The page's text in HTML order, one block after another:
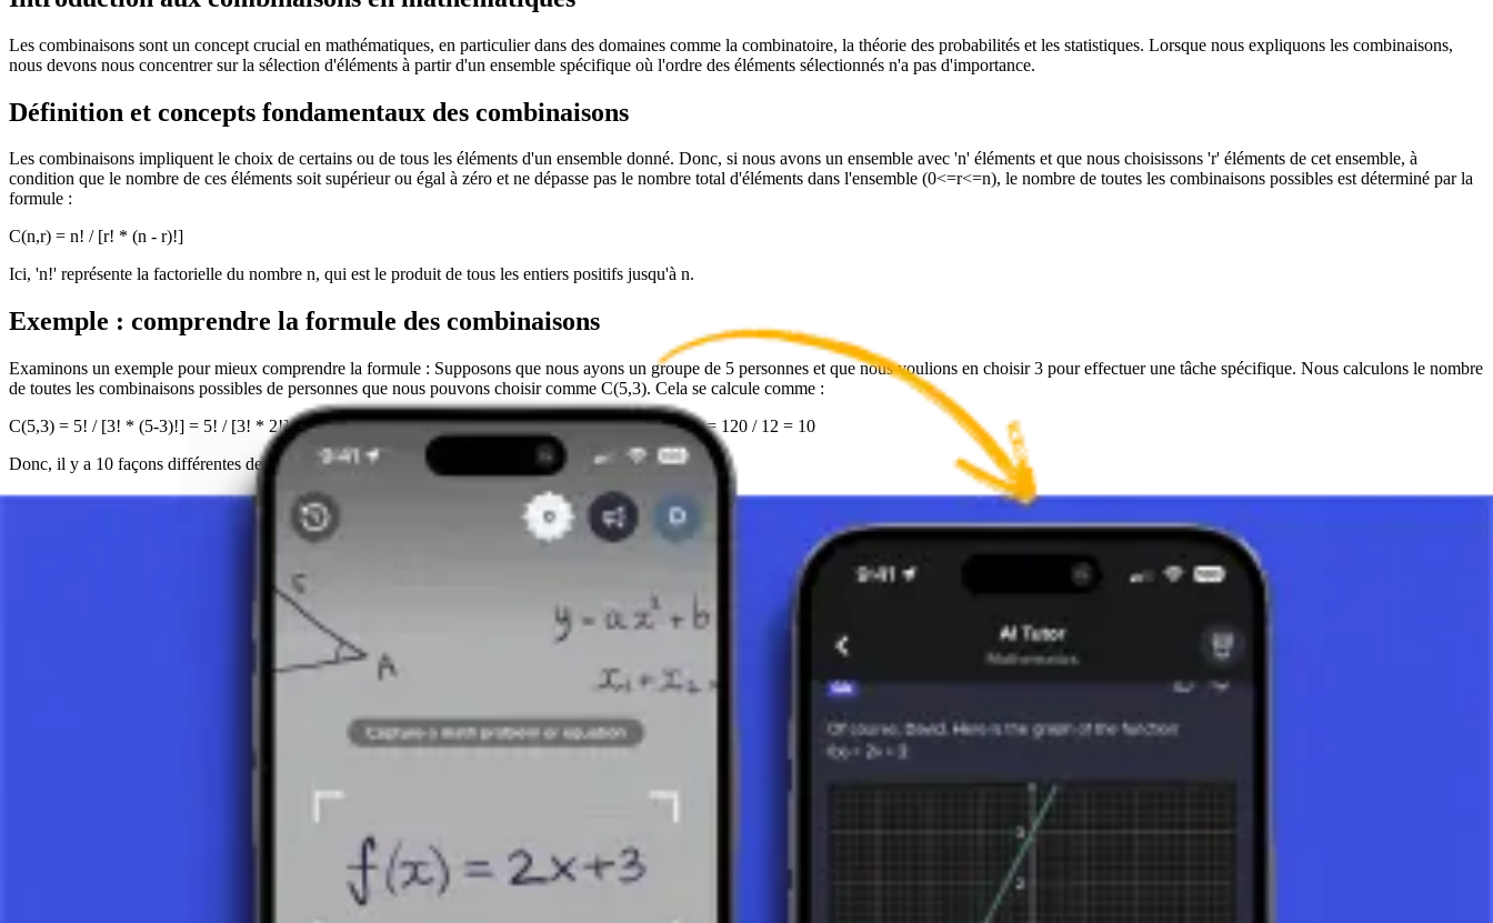
Les combinaisons sont un concept crucial en mathématiques, en particulier dans des domaines comme la combinatoire, la théorie des probabilités et les statistiques. Lorsque nous expliquons les combinaisons,
nous devons nous concentrer sur la sélection d'éléments à partir d'un ensemble spécifique où l'ordre des éléments sélectionnés n'a pas d'importance.
Définition et concepts fondamentaux des combinaisons
Les combinaisons impliquent le choix de certains ou de tous les éléments d'un ensemble donné. Donc, si nous avons un ensemble avec 'n' éléments et que nous choisissons 'r' éléments de cet ensemble, à
condition que le nombre de ces éléments soit supérieur ou égal à zéro et ne dépasse pas le nombre total d'éléments dans l'ensemble (0<=r<=n), le nombre de toutes les combinaisons possibles est déterminé par la
formule :
C(n,r) = n! / [r! * (n - r)!]
Ici, 'n!' représente la factorielle du nombre n, qui est le produit de tous les entiers positifs jusqu'à n.
Exemple : comprendre la formule des combinaisons
Examinons un exemple pour mieux comprendre la formule : Supposons que nous ayons un groupe de 5 personnes et que nous voulions en choisir 3 pour effectuer une tâche spécifique. Nous calculons le nombre
de toutes les combinaisons possibles de personnes que nous pouvons choisir comme C(5,3). Cela se calcule comme :
C(5,3) = 5! / [3! * (5-3)!] = 5! / [3! * 2!] = (5 * 4 * 3 * 2 * 1) / [(3 * 2 * 1) * (2 * 1)] = 120 / (6 * 2) = 120 / 12 = 10
Donc, il y a 10 façons différentes de choisir 3 personnes parmi un groupe de cinq.
L'importance de distinguer les combinaisons des permutations
Les combinaisons diffèrent des permutations car, avec les permutations, l'ordre de sélection des éléments est très important, alors que dans les combinaisons, il ne l'est pas. Par exemple, si nous choisissons les
personnes A, B et C, c'est la même chose que si nous avions choisi les personnes dans l'ordre B, C et A. Dans les permutations, cependant, celles-ci seraient comptées comme des sélections différentes.
Applications des combinaisons
Les combinaisons sont largement utilisées dans diverses applications mathématiques et pratiques :
Elles sont également importantes en théorie des graphes, où les combinaisons de connexions entre nœuds sont analysées.
Pensez aux loteries, où les numéros tirés forment une combinaison, car l'ordre de sélection n'a pas d'importance pour gagner.
Elles sont utilisées lors de la formation d'équipes, de comités ou de groupes où chaque membre est égal et sa position n'est pas spécifiée.
Conclusion : maîtriser les sélections combinatoires
En résumé, les combinaisons sont un concept mathématique fondamental qui nous permet de comprendre et d'analyser des situations où la sélection d'éléments est importante, mais leur ordre n'est pas pris en
compte. Comprendre ce concept fournit des aperçus plus profonds sur divers problèmes mathématiques et du monde réel.